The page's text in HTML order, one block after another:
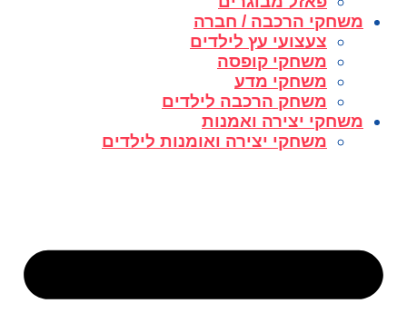
משחקי הרכבה / חברה
צעצועי עץ לילדים
משחקי קופסה
משחקי מדע
משחק הרכבה לילדים
משחקי יצירה ואמנות
משחקי יצירה ואומנות לילדים